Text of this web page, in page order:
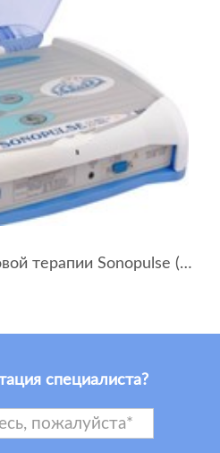
Аппарат ультразвуковой терапии Sonopulse (мультичастотный 1 и 3 Мгц)
специалиста?